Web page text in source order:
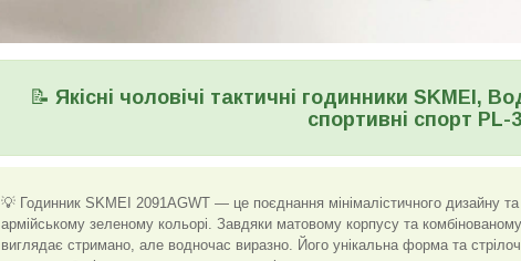
📝 Якісні чоловічі тактичні годинники SKMEI,
спортивні спорт PL-
💡 Годинник SKMEI 2091AGWT — це поєднання мінімалістичного дизайну
армійському зеленому кольорі. Завдяки матовому корпусу та
виглядає стримано, але водночас виразно. Його унікальна форма та